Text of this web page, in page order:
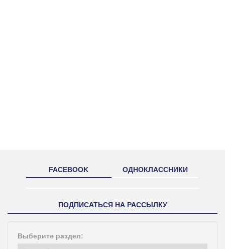
FACEBOOK ОДНОКЛАССНИКИ
ПОДПИСАТЬСЯ НА РАССЫЛКУ
Выберите раздел: